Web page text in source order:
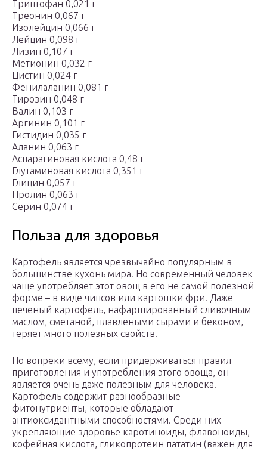
Триптофан 0,021 г
Треонин 0,067 г
Изолейцин 0,066 г
Лейцин 0,098 г
Лизин 0,107 г
Метионин 0,032 г
Цистин 0,024 г
Фенилаланин 0,081 г
Тирозин 0,048 г
Валин 0,103 г
Аргинин 0,101 г
Гистидин 0,035 г
Аланин 0,063 г
Аспарагиновая кислота 0,48 г
Глутаминовая кислота 0,351 г
Глицин 0,057 г
Пролин 0,063 г
Серин 0,074 г
Польза для здоровья
Картофель является чрезвычайно популярным в
большинстве кухонь мира. Но современный человек
чаще употребляет этот овощ в его не самой полезной
форме – в виде чипсов или картошки фри. Даже
печеный картофель, нафаршированный сливочным
маслом, сметаной, плавлеными сырами и беконом,
теряет много полезных свойств.
Но вопреки всему, если придерживаться правил
приготовления и употребления этого овоща, он
является очень даже полезным для человека.
Картофель содержит разнообразные
фитонутриенты, которые обладают
антиоксидантными способностями. Среди них –
укрепляющие здоровье каротиноиды, флавоноиды,
кофейная кислота, гликопротеин пататин (важен для